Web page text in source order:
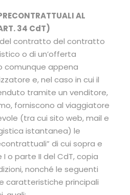
AL
34 CdT)
del contratto del contratto
o di un’offerta
comunque appena
e, nel caso in cui il
tramite un venditore,
forniscono al viaggiatore
(tra cui sito web, mail e
istantanea) le
di cui sopra e
o parte II del CdT, copia
nonché le seguenti
caratteristiche principali